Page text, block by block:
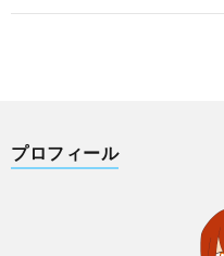
プロフィール